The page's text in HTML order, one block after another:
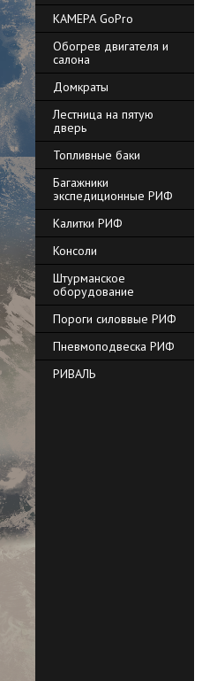
КАМЕРА GoPro
Обогрев двигателя и
салона
Домкраты
Лестница на пятую
дверь
Топливные баки
Багажники
экспедиционные РИФ
Калитки РИФ
Консоли
Штурманское
оборудование
Пороги силоввые РИФ
Пневмоподвеска РИФ
РИВАЛЬ